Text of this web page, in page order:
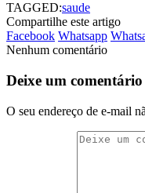
TAGGED:saude
Compartilhe este artigo
Facebook Whatsapp
Nenhum comentário
Deixe um comentário
O seu endereço de e-mail